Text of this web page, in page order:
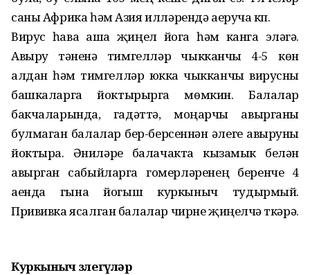
саны Африка һәм Азия илләрендә аеруча күп.
Вирус һава аша җиңел йога һәм канга эләгә.
Авыру тәненә тимгелләр чыкканчы 4-5 көн
алдан һәм тимгелләр юкка чыкканчы вирусны
башкаларга йоктырырга мөмкин. Балалар
бакчаларында, гадәттә, моңарчы авырганы
булмаган балалар бер-берсеннән әлеге авыруны
йоктыра. Әниләре балачакта кызамык белән
авырган сабыйларга гомерләренең беренче 4
аенда гына йогыш куркыныч тудырмый.
Прививка ясалган балалар чирне җиңелчә үткәрә.
Куркыныч өзлегүләр